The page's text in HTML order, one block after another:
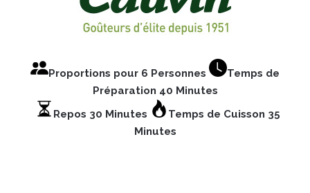
Proportions pour 6 Personnes
Temps de
Préparation 40 Minutes
Repos 30 Minutes
Temps de Cuisson 35
Minutes